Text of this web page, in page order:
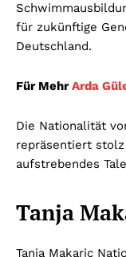
für zukünftige
Deutschland.
Für MehrArda
Die Nationalität
repräsentiert
aufstrebendes
Tanja
Tanja Makaric